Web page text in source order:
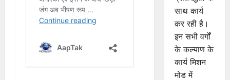
साथ कार्य
कर रही है।
इन सभी वर्गों
के कल्याण के
कार्य मिशन
मोड में